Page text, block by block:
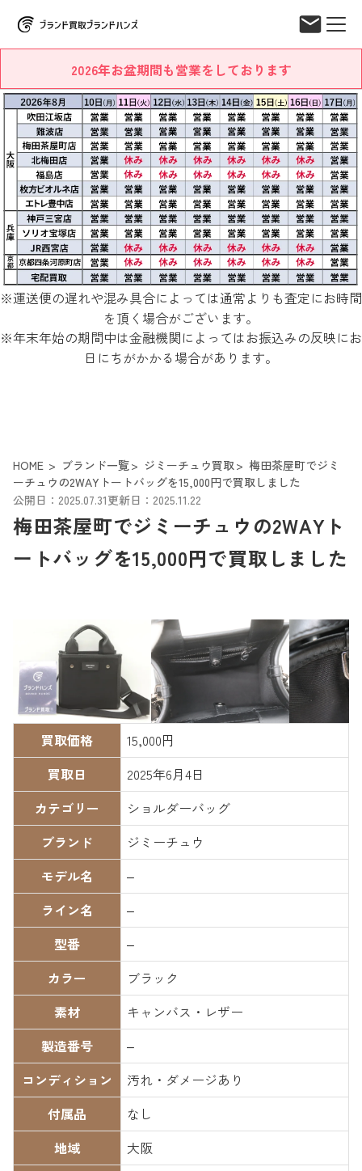
2026年お盆期間も営業をしております
※運送便の遅れや混み具合によっては通常よりも査定にお時間
を頂く場合がございます。
※年末年始の期間中は金融機関によってはお振込みの反映にお
日にちがかかる場合があります。
HOME ブランド一覧 ジミーチュウ買取
梅田茶屋町でジミ
ーチュウの2WAYトートバッグを15,000円で買取しました
公開日：2025.07.31更新日：2025.11.22
梅田茶屋町でジミーチュウの2WAYト
ートバッグを15,000円で買取しました
買取価格
15,000円
買取日
2025年6月4日
カテゴリー
ショルダーバッグ
ブランド
ジミーチュウ
モデル名
–
ライン名
–
型番
–
カラー
ブラック
素材
キャンバス・レザー
製造番号
–
コンディション
汚れ・ダメージあり
付属品
なし
地域
大阪